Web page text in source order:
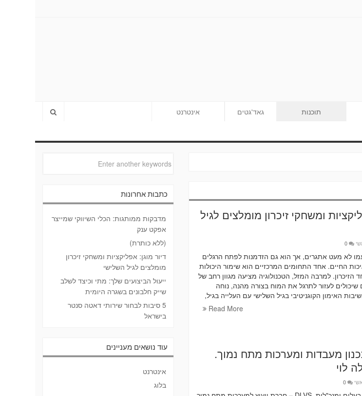
תוכנות גאד'גטים
אינטרנט
ומשחקי זיכרון מומלצים לגיל
0
לא מעט אתגרים, אך הוא גם הזדמנות לפתח הרגלים
החיים. אחד התחומים המרכזיים הוא שימור היכולות
הזיכרון. למרבה המזל, הטכנולוגיה מציעה מגוון רחב של
שיכולים לעזור לתרגל את המוח בצורה מהנה, נוחה
האימון הקוגניטיבי בגיל השלישי עם העלייה בגיל,
Read More
מעבדות ומערכות מתח נמוך.
לוי
0
כתבות אחרונות
מדבקות ממותגות: הכלי השיווקי שמייצר
אפקט ענק
(ללא כותרת)
דיור מוגן: אפליקציות ומשחקי זיכרון
מומלצים לגיל השלישי
ייעול הביצועים שלך: מתי וכיצד לשלב
שייק חלבונים בשגרה היומית
5 סיבות לבחור שירותי דאטה סנטר
בישראל
עוד נושאים מעניינים
אינטרנט
בלוג